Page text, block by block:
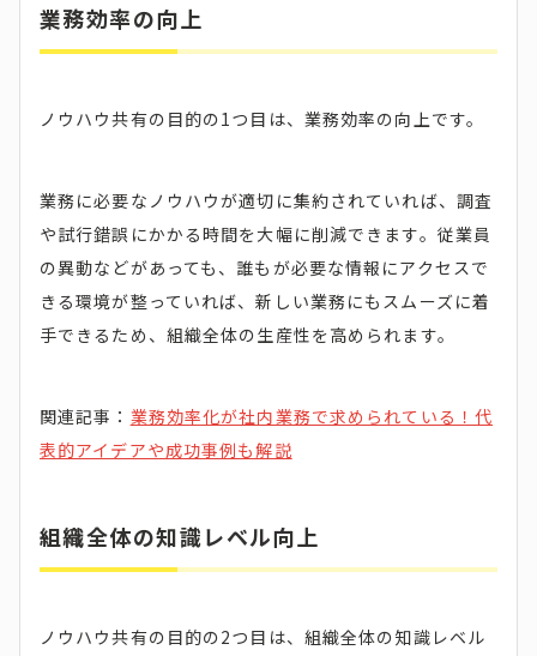
業務効率の向上
ノウハウ共有の目的の1つ目は、業務効率の向上です。
業務に必要なノウハウが適切に集約されていれば、調査
や試行錯誤にかかる時間を大幅に削減できます。従業員
の異動などがあっても、誰もが必要な情報にアクセスで
きる環境が整っていれば、新しい業務にもスムーズに着
手できるため、組織全体の生産性を高められます。
関連記事： 業務効率化が社内業務で求められている！代
表的アイデアや成功事例も解説
組織全体の知識レベル向上
ノウハウ共有の目的の2つ目は、組織全体の知識レベル